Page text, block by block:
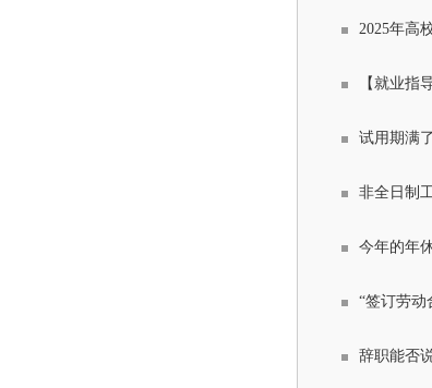
2025年高
【就业指
试用期满
非全日制
今年的年
“签订劳动
辞职能否